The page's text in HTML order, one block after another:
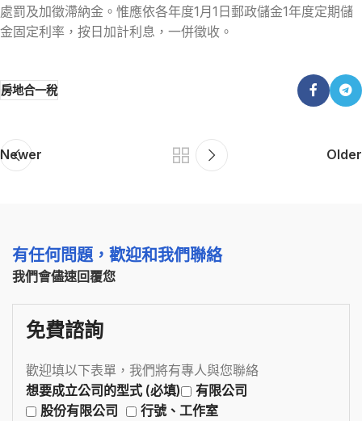
處罰及加徵滯納金。惟應依各年度1月1日郵政儲金1年度定期儲
金固定利率，按日加計利息，一併徵收。
房地合一稅
Newer Older
有任何問題，歡迎和我們聯絡
我們會儘速回覆您
免費諮詢
歡迎填以下表單，我們將有專人與您聯絡
想要成立公司的型式 (必填)
有限公司
股份有限公司
行號、工作室